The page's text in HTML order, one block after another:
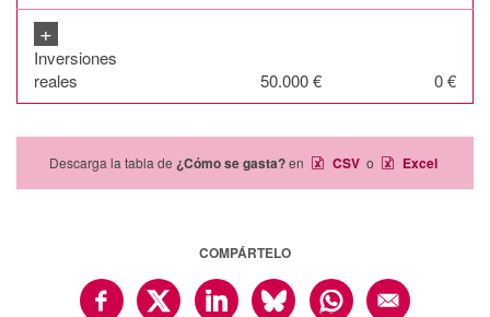
+
Inversiones
reales
50.000 € 0 €
Descarga la tabla de ¿Cómo se gasta?en CSV o Excel
COMPÁRTELO